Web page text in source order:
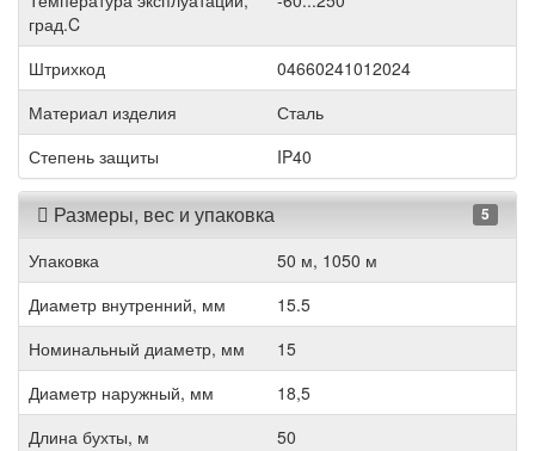
град.C
Штрихкод
04660241012024
Материал изделия
Сталь
Степень защиты
IP40
Размеры, вес и упаковка 5
Упаковка
50 м, 1050 м
Диаметр внутренний, мм
15.5
Номинальный диаметр, мм
15
Диаметр наружный, мм
18,5
Длина бухты, м
50